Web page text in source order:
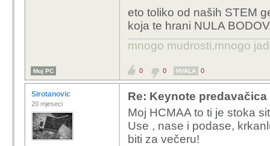
eto toliko od naših STEM
koja te hrani NULA
mnogo mudrosti,mnogo
Moj PC 0 0 HVALA 0
Sirotanovic
20 mjeseci
Re: Keynote
Moj HCMAA to ti je stoka
Use , nase i podase,
biti za večeru!